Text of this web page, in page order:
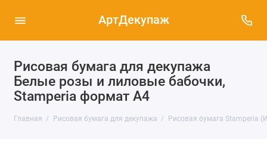
АртДекупаж
Рисовая бумага для декупажа
Белые розы и лиловые бабочки,
Stamperia формат А4
Главная Рисовая бумага для декупажа Рисовая бумага Stamperia